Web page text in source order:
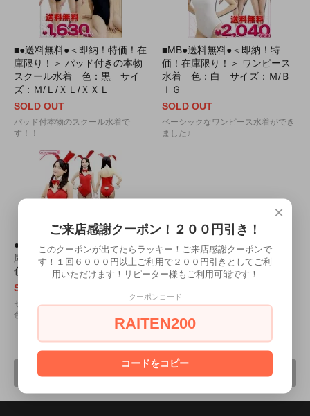
■●送料無料●＜即納！特価！在
庫限り！＞ パッド付きの本物
スクール水着 色：黒 サイ
ズ：Ｍ/Ｌ/ＸＬ/ＸＸＬ
SOLD OUT
パッド付本物のスクール水着で
す！！
■MB●送料無料●＜即納！特
価！在庫限り！＞ ワンピース
水着 色：白 サイズ：Ｍ/Ｂ
ＩＧ
SOLD OUT
ベーシックなワンピース水着ができ
ました♪
●送料無料●＜即納！特価！在
庫限り！＞ バニーガール
色：赤 サイズ：Ｍ/ＢＩＧ
SOLD OUT
セクシーの王道！バニーガールに新
色が登場ですｖｖ
7商品中1-7商品
×
ご来店感謝クーポン！２００円引き！
このクーポンが出てたらラッキー！ご来店感謝クーポンで
す！１回６０００円以上ご利用で２００円引きとしてご利
用いただけます！リピーター様もご利用可能です！
クーポンコード
RAITEN200
コードをコピー